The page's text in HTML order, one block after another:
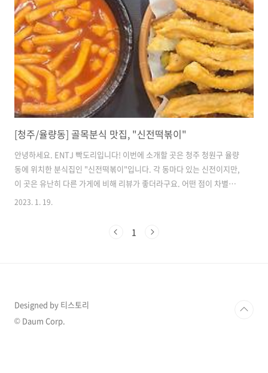
[청주/율량동] 골목분식 맛집, "신전떡볶이"
안녕하세요. ENTJ 빡도리입니다! 이번에 소개할 곳은 청주 청원구 율량
동에 위치한 분식집인 "신전떡볶이"입니다. 각 동마다 있는 신전이지만,
이 곳은 유난히 다른 가게에 비해 리뷰가 좋더라구요. 어떤 점이 차별화
됐는지 알고자 찾아갔습니다. 위치 충북 청주시 청원구 율봉로 195-1 1
님의 한마디 " 포장, 배달 가능합니다. 청주여자고등학교 후문에 위치해
2023. 1. 19.
1
Designed by 티스토리
© Daum Corp.